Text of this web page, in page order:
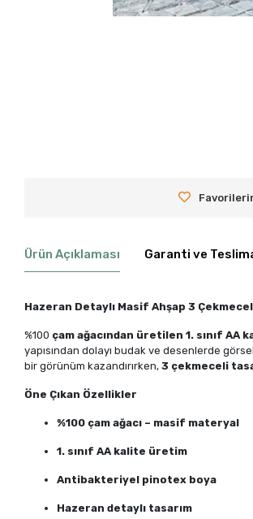
Ürün Açıklaması Garanti ve
Hazeran Detaylı Masif Ahşap 3
%100 çam ağacından üretilen 1. sınıf AA
yapısından dolayı budak ve desenlerde
bir görünüm kazandırırken,3 çekmeceli
Öne Çıkan Özellikler
%100 çam ağacı – masif materyal
1. sınıf AA kalite üretim
Antibakteriyel pinotex boya
Hazeran detaylı tasarım